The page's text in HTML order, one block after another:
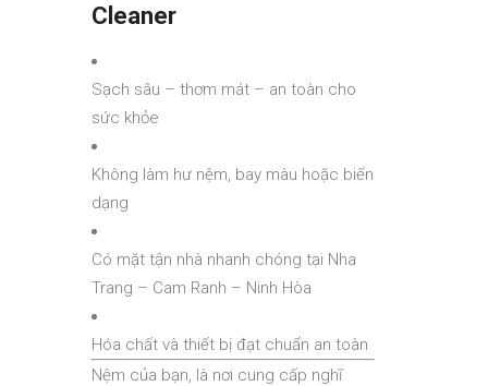
Cleaner
Sạch sâu – thơm mát – an toàn cho
sức khỏe
Không làm hư nệm, bay màu hoặc biến
dạng
Có mặt tận nhà nhanh chóng tại Nha
Trang – Cam Ranh – Ninh Hòa
Hóa chất và thiết bị đạt chuẩn an toàn
Nệm của bạn, là nơi cung cấp nghĩ